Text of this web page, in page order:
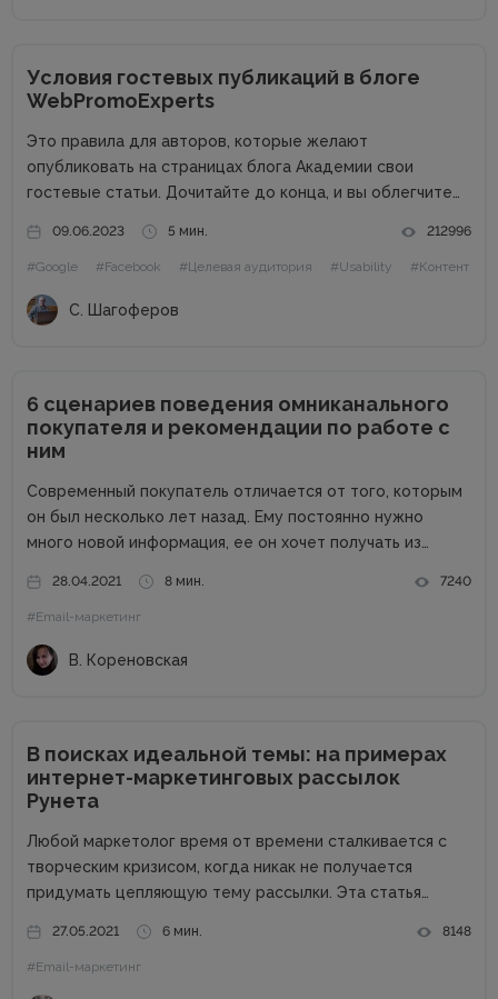
Условия гостевых публикаций в блоге
WebPromoExperts
Это правила для авторов, которые желают
опубликовать на страницах блога Академии свои
гостевые статьи. Дочитайте до конца, и вы облегчите
интернет-маркетинга WebPromoExperts в цифрах: 37
000 уникальных посетителей, 90 000 подписчиков...
09.06.2023 5 мин. 212996
#Google #Facebook #Целевая аудитория #Usability #Контент
С. Шагоферов
6 сценариев поведения омниканального
покупателя и рекомендации по работе с
ним
Современный покупатель отличается от того, которым
он был несколько лет назад. Ему постоянно нужно
много новой информация, ее он хочет получать из
омниканальным и он должен быть приоритетом бренда,
так как средний чек его...
28.04.2021 8 мин. 7240
#Email-маркетинг
В. Кореновская
В поисках идеальной темы: на примерах
интернет-маркетинговых рассылок
Рунета
Любой маркетолог время от времени сталкивается с
творческим кризисом, когда никак не получается
придумать цепляющую тему рассылки. Эта статья
темы ведущие бренды Рунета используют сегодня, а
также получите общие советы по...
27.05.2021 6 мин. 8148
#Email-маркетинг